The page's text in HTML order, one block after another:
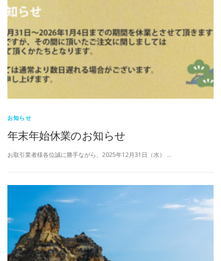
お知らせ
年末年始休業のお知らせ
お取引業者様各位誠に勝手ながら、2025年12月31日（水） …